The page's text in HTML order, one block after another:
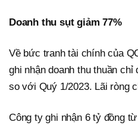
Doanh thu sụt giảm 77%
Về bức tranh tài chính của
ghi nhận doanh thu thuần
so với Quý 1/2023. Lãi ròng
Công ty ghi nhận 6 tỷ đồng